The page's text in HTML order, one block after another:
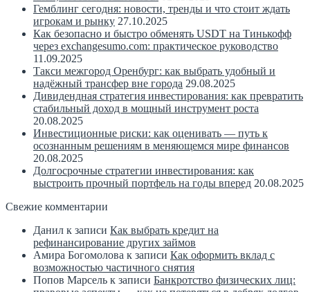
Гемблинг сегодня: новости, тренды и что стоит ждать
игрокам и рынку 27.10.2025
Как безопасно и быстро обменять USDT на Тинькофф
через exchangesumo.com: практическое руководство
11.09.2025
Такси межгород Оренбург: как выбрать удобный и
надёжный трансфер вне города 29.08.2025
Дивидендная стратегия инвестирования: как превратить
стабильный доход в мощный инструмент роста
20.08.2025
Инвестиционные риски: как оценивать — путь к
осознанным решениям в меняющемся мире финансов
20.08.2025
Долгосрочные стратегии инвестирования: как
выстроить прочный портфель на годы вперед 20.08.2025
Свежие комментарии
Данил к записи Как выбрать кредит на
рефинансирование других займов
Амира Богомолова к записи Как оформить вклад с
возможностью частичного снятия
Попов Марсель к записи Банкротство физических лиц: